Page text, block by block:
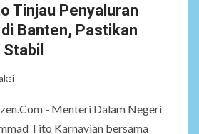
Tinjau Penyaluran
Banten, Pastikan
- Menteri Dalam Negeri
Tito Karnavian bersama
SPORT
Semarak Malam Final PB
Cup 2026, RT 09 Raih
RW 010